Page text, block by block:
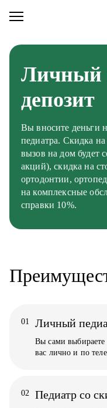
Личный
депозит
Вы вносите деньги
педиатра. Скидка
вызов на дом будет
акций), скидка на
ортодонтии,
на комплексные
справки 10%.
01 Личный
Вы сами выбираете
вас лично и по
02 Педиатр со